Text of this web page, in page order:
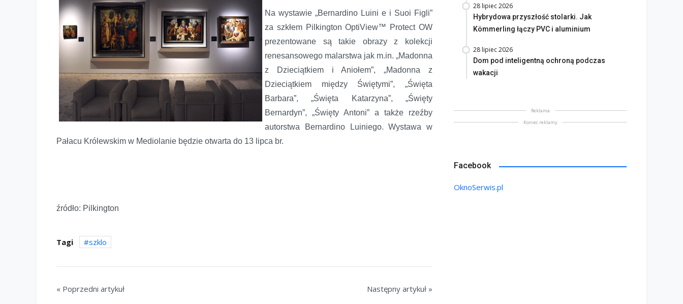
Na wystawie „Bernardino Luini e i Suoi Figli”
za szkłem Pilkington OptiView™ Protect OW
prezentowane są takie obrazy z kolekcji
renesansowego malarstwa jak m.in. „Madonna
z Dzieciątkiem i Aniołem”, „Madonna z
Dzieciątkiem między Świętymi”, „Święta
Barbara”, „Święta Katarzyna”, „Święty
Bernardyn”, „Święty Antoni” a także rzeźby
autorstwa Bernardino Luiniego. Wystawa w
Pałacu Królewskim w Mediolanie będzie otwarta do 13 lipca br.
źródło: Pilkington
Tagi szklo
« Poprzedni artykuł Następny artykuł »
28 lipiec 2026
Hybrydowa przyszłość stolarki. Jak
Kömmerling łączy PVC i aluminium
28 lipiec 2026
Dom pod inteligentną ochroną podczas
wakacji
Reklama
Koniec reklamy
Facebook
OknoSerwis.pl